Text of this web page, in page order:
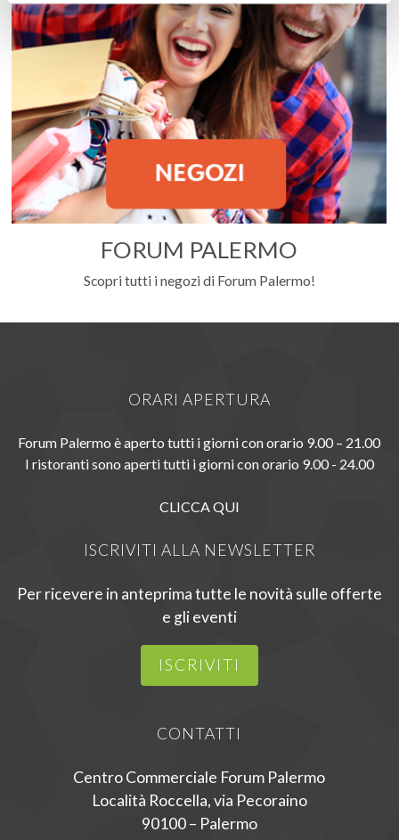
FORUM PALERMO
Scopri tutti i negozi di Forum Palermo!
ORARI APERTURA
Forum Palermo è aperto tutti i giorni con orario 9.00 – 21.00
I ristoranti sono aperti tutti i giorni con orario 9.00 - 24.00
CLICCA QUI
ISCRIVITI ALLA NEWSLETTER
Per ricevere in anteprima tutte le novità sulle offerte
e gli eventi
ISCRIVITI
CONTATTI
Centro Commerciale Forum Palermo
Località Roccella, via Pecoraino
90100 – Palermo